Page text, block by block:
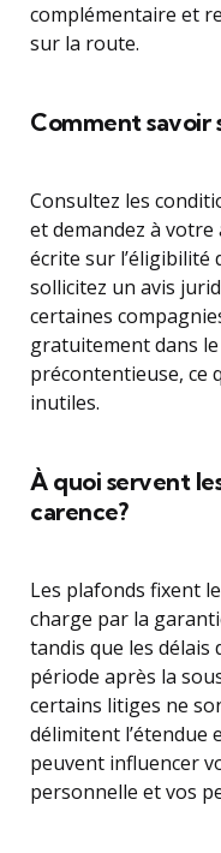
complémentaire et
sur la route.
Comment savoir
Consultez les
et demandez à
écrite sur l’éligibilité
sollicitez un avis
certaines
gratuitement dans le
précontentieuse, ce
inutiles.
À quoi servent
carence?
Les plafonds fixent
charge par la
tandis que les délais
période après la
certains litiges ne
délimitent l’étendue
peuvent influencer
personnelle et vos